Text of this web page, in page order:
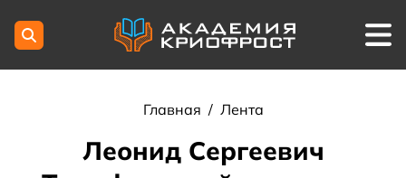
Главная / Лента
Леонид Сергеевич